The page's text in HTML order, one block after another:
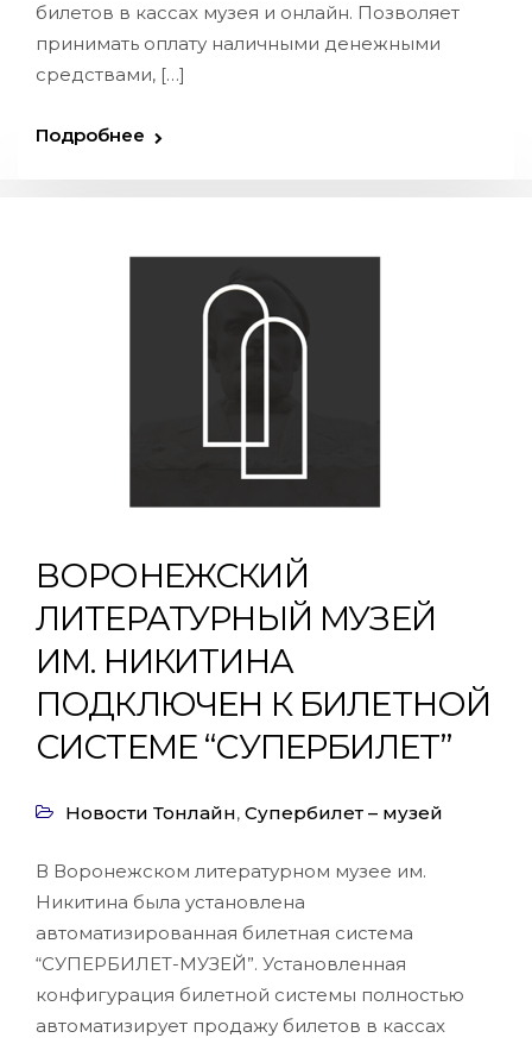
билетов в кассах музея и онлайн. Позволяет
принимать оплату наличными денежными
средствами, […]
Подробнее
ВОРОНЕЖСКИЙ
ЛИТЕРАТУРНЫЙ МУЗЕЙ
ИМ. НИКИТИНА
ПОДКЛЮЧЕН К БИЛЕТНОЙ
СИСТЕМЕ “СУПЕРБИЛЕТ”
Новости Тонлайн, Супербилет – музей
В Воронежском литературном музее им.
Никитина была установлена
автоматизированная билетная система
“СУПЕРБИЛЕТ-МУЗЕЙ”. Установленная
конфигурация билетной системы полностью
автоматизирует продажу билетов в кассах